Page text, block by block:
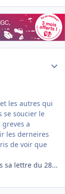
les autres qui
se soucier le
a
les derneires
de voir que
sa lettre du 28...